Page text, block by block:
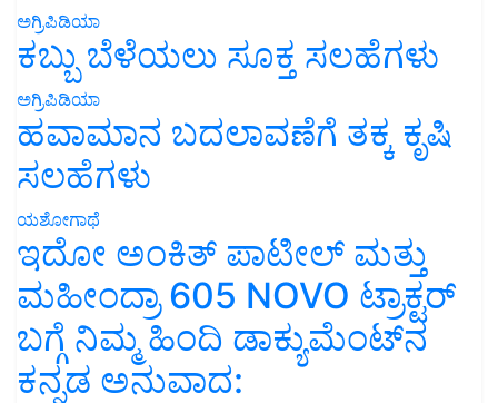
ಅಗ್ರಿಪಿಡಿಯಾ
ಕಬ್ಬು ಬೆಳೆಯಲು ಸೂಕ್ತ ಸಲಹೆಗಳು
ಅಗ್ರಿಪಿಡಿಯಾ
ಹವಾಮಾನ ಬದಲಾವಣೆಗೆ ತಕ್ಕ ಕೃಷಿ
ಸಲಹೆಗಳು
ಯಶೋಗಾಥೆ
ಇದೋ ಅಂಕಿತ್ ಪಾಟೀಲ್ ಮತ್ತು
ಮಹೀಂದ್ರಾ 605 NOVO ಟ್ರಾಕ್ಟರ್
ಬಗ್ಗೆ ನಿಮ್ಮ ಹಿಂದಿ ಡಾಕ್ಯುಮೆಂಟ್‌ನ
ಕನ್ನಡ ಅನುವಾದ: